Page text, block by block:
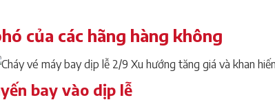
của các hãng hàng không
bay vào dịp lễ